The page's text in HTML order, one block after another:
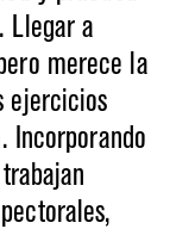
Llegar a
merece la
ejercicios
Incorporando